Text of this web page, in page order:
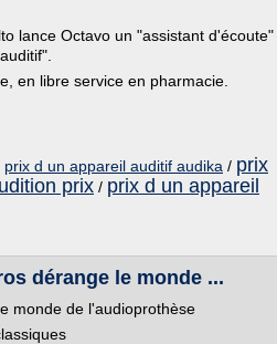
lance Octavo un "assistant d'écoute"
en libre service en pharmacie.
prix d un appareil auditif audika / prix
prix / prix d un appareil
dérange le monde ...
monde de l'audioprothèse